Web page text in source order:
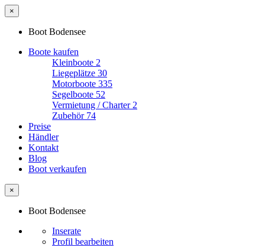
×
Boot Bodensee
Boote kaufen
Kleinboote 2
Liegeplätze 30
Motorboote 335
Segelboote 52
Vermietung / Charter 2
Zubehör 74
Preise
Händler
Kontakt
Blog
Boot verkaufen
×
Boot Bodensee
Inserate
Profil bearbeiten